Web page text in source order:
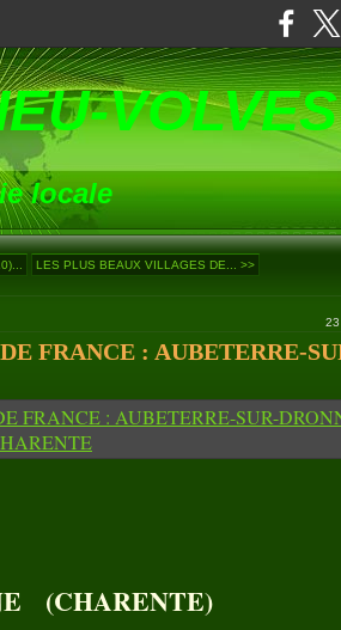
locale
LES PLUS BEAUX VILLAGES DE... >>
23
FRANCE : AUBETERRE-
(CHARENTE)